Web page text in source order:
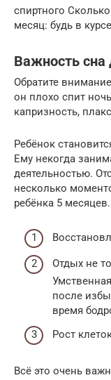
спиртного
месяц: будь в курсе
Важность сна
Обратите
он плохо спит
капризность,
Ребёнок
Ему некогда
деятельностью.
несколько
ребёнка 5 месяцев.
Отдых не
после
время
Рост
Всё это очень